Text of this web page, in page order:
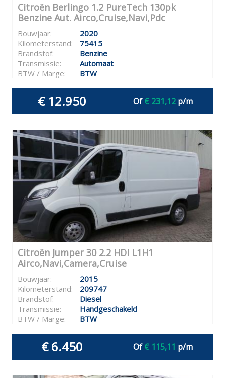
Citroën Berlingo 1.2 PureTech 130pk
Benzine Aut. Airco,Cruise,Navi,Pdc
Bouwjaar:
2020
Kilometerstand:
75415
Brandstof:
Benzine
Transmissie:
Automaat
BTW / Marge:
BTW
€ 12.950 Of€ 231,12p/m
Citroën Jumper 30 2.2 HDI L1H1
Airco,Navi,Camera,Cruise
Bouwjaar:
2015
Kilometerstand:
209747
Brandstof:
Diesel
Transmissie:
Handgeschakeld
BTW / Marge:
BTW
€ 6.450 Of€ 115,11 p/m